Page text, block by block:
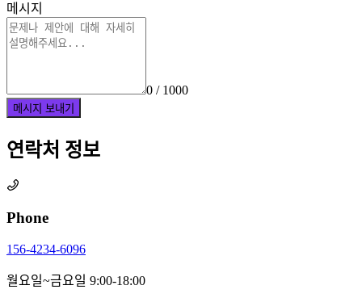
메시지
0 / 1000
메시지 보내기
연락처 정보
Phone
156-4234-6096
월요일~금요일 9:00-18:00